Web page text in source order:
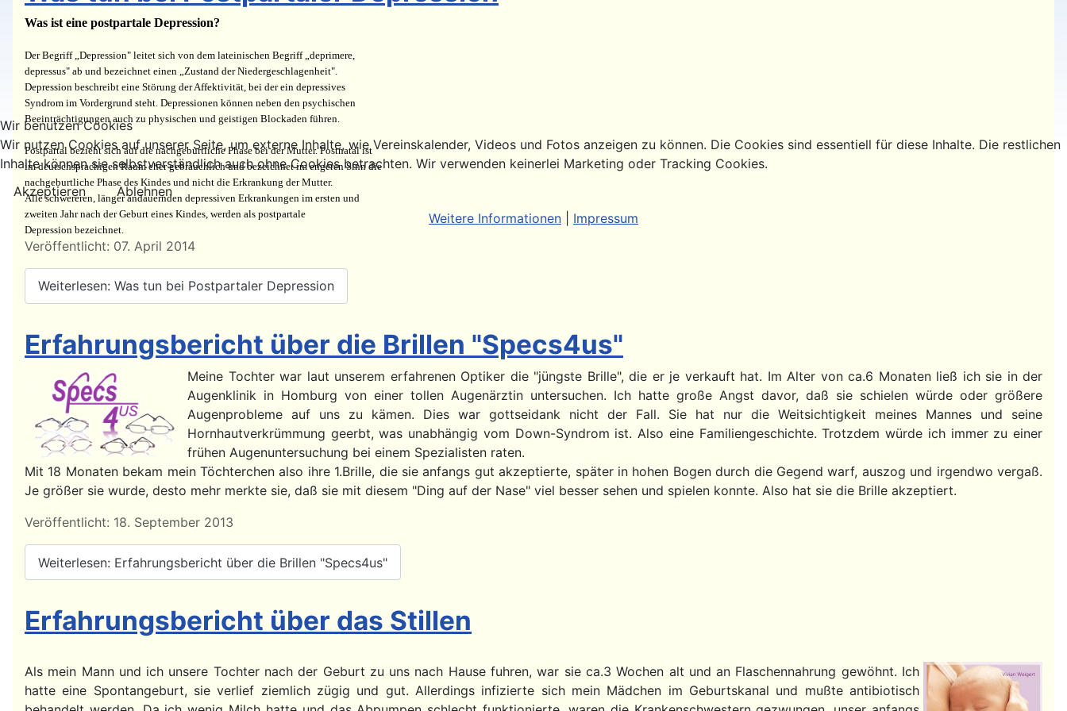
Was ist eine postpartale Depression?
Der Begriff „Depression" leitet sich von dem lateinischen Begriff „deprimere,
depressus" ab und bezeichnet einen „Zustand der Niedergeschlagenheit".
Depression beschreibt eine Störung der Affektivität, bei der ein depressives
Syndrom im Vordergrund steht. Depressionen können neben den psychischen
Beeinträchtigungen auch zu physischen und geistigen Blockaden führen.
Postpartal bezieht sich auf die nachgeburtliche Phase bei der Mutter. Postnatal ist
im deutschsprachigen Raum eher gebräuchlich und bezeichnet im engeren Sinn die
nachgeburtliche Phase des Kindes und nicht die Erkrankung der Mutter.
Alle schwereren, länger andauernden depressiven Erkrankungen im ersten und
zweiten Jahr nach der Geburt eines Kindes, werden als postpartale
Depression bezeichnet.
Details
Veröffentlicht: 07. April 2014
Weiterlesen: Was tun bei Postpartaler Depression
Erfahrungsbericht über die Brillen "Specs4us"
Meine Tochter war laut unserem erfahrenen Optiker die "jüngste Brille", die er je verkauft hat. Im Alter von ca.6 Monaten ließ ich sie in der
Augenklinik in Homburg von einer tollen Augenärztin untersuchen. Ich hatte große Angst davor, daß sie schielen würde oder größere
Augenprobleme auf uns zu kämen. Dies war gottseidank nicht der Fall. Sie hat nur die Weitsichtigkeit meines Mannes und seine
Hornhautverkrümmung geerbt, was unabhängig vom Down-Syndrom ist. Also eine Familiengeschichte. Trotzdem würde ich immer zu einer
frühen Augenuntersuchung bei einem Spezialisten raten.
Mit 18 Monaten bekam mein Töchterchen also ihre 1.Brille, die sie anfangs gut akzeptierte, später in hohen Bogen durch die Gegend warf, auszog und irgendwo vergaß.
Je größer sie wurde, desto mehr merkte sie, daß sie mit diesem "Ding auf der Nase" viel besser sehen und spielen konnte. Also hat sie die Brille akzeptiert.
Details
Veröffentlicht: 18. September 2013
Weiterlesen: Erfahrungsbericht über die Brillen "Specs4us"
Erfahrungsbericht über das Stillen
Als mein Mann und ich unsere Tochter nach der Geburt zu uns nach Hause fuhren, war sie ca.3 Wochen alt und an Flaschennahrung gewöhnt. Ich
hatte eine Spontangeburt, sie verlief ziemlich zügig und gut. Allerdings infizierte sich mein Mädchen im Geburtskanal und mußte antibiotisch
Wir benutzen Cookies
Wir nutzen Cookies auf unserer Seite, um externe Inhalte, wie Vereinskalender, Videos und Fotos anzeigen zu können. Die Cookies sind essentiell für diese Inhalte. Die restlichen
Inhalte können sie selbstverständlich auch ohne Cookies betrachten. Wir verwenden keinerlei Marketing oder Tracking Cookies.
Akzeptieren
Ablehnen
Weitere Informationen
Impressum